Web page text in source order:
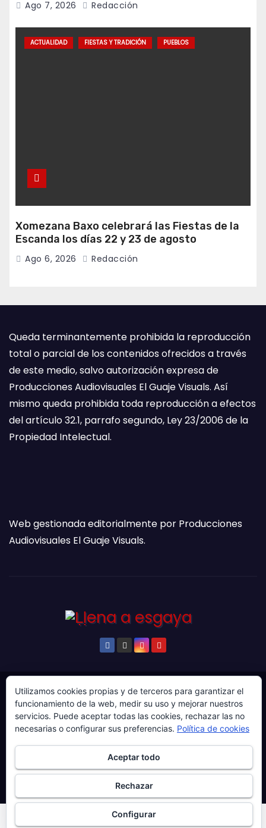
Ago 7, 2026 Redacción
ACTUALIDAD FIESTAS Y TRADICIÓN PUEBLOS
Xomezana Baxo celebrará las Fiestas de la
Escanda los días 22 y 23 de agosto
Ago 6, 2026 Redacción
Queda terminantemente prohibida la reproducción
total o parcial de los contenidos ofrecidos a través
de este medio, salvo autorización expresa de
Producciones Audiovisuales El Guaje Visuals. Así
mismo queda prohibida toda reproducción a efectos
del artículo 32.1, parrafo segundo, Ley 23/2006 de la
Propiedad Intelectual.
Web gestionada editorialmente por Producciones
Audiovisuales El Guaje Visuals.
© Copyright 2024. Todos los derechos reservados.
Web gestionada por Producciones Audiovisuales El
Guaje Visuals.
Sobre ‘Ḷḷena a esgaya’ Publicidad
Contacto
Política de privacidad
Política de cookies
Más información sobre las cookies
Utilizamos cookies propias y de terceros para garantizar el
funcionamiento de la web, medir su uso y mejorar nuestros
servicios. Puede aceptar todas las cookies, rechazar las no
necesarias o configurar sus preferencias. Política de cookies
Aceptar todo
Rechazar
Configurar